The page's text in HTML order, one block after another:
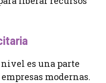
es una parte
modernas.